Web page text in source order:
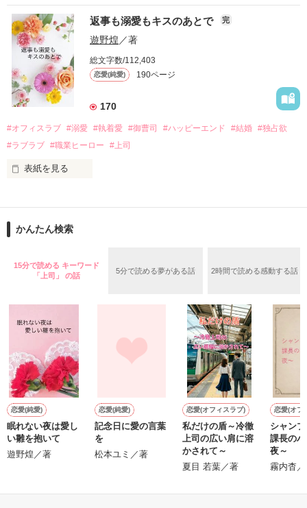
『責任をとる、結婚しよう』と真っ直ぐに告げてきた。
戸惑う美桜とは裏腹に、好きという気持ちを隠すことなく
甘やかしてくる。
そんなある日、哲平は美桜がストーカー被害に
遭っていることを知る。
美桜を守るため、哲平は同居を提案してきて――。
夏木美桜(なつきみお)
鳴海哲平 (なるみてっぺい)
2026.6.5～2026.7.25
＊以前、公開していた話の改稿版です＊
作品を読む
おかしな噂を流されて前の職場でうまくいかなかった梅田美
桜は、海外で傷心旅行をしていたところ、日本人美青年と出会
い、酒の勢いもあり一夜限りの関係となる。
帰国後、美桜は新しい職場でワンナイトした美青年と再会。
なんと彼の正体は、とある財閥御曹司にも関わらず、一族を離
れて起業した新進気鋭の実業家、社内でも冷徹だと評判な社長
――御影恭司その人だったのだ――！
なぜか恭司から飼い猫の世話係を命じられた美桜は、猫の世
の関係となってしまい――？
返事も溺愛もキスのあとで 完
遊野煌 ／著
総文字数/112,403
恋愛(純愛) 190ページ
170
#オフィスラブ #溺愛 #執着愛 #御曹司 #ハッピーエンド #結婚 #独占欲
#ラブラブ #職業ヒーロー #上司
表紙を見る
ションの企画戦略室で働いている。
めた、同期で恋人の石垣守（26）がいるのだが、後輩の姫原由
いた。
守と由羅から『便利屋雛子』と馬鹿にされ、一人こっそり泣い
鷹哉『宜しくな、俺の雛子』🦅
雛子『俺の……ひぃ、雛子？！！！』🐥
シゴデキで冷徹な上司が見せる素顔は、なぜか想像以上に甘く
て……🐥💓🦅
※表紙も作中使用の画像も全てフリー素材です。
※執筆期間2026.6.3〜7.20完結です。
※他サイトさんにて恋愛トレンド1位でした〜良かったら読ん
かんたん検索
15分で読める キーワード
「上司」 の話
5分で読める夢がある話 2時間で読める感動する話
恋愛(純愛)
眠れない夜は愛し
い雛を抱いて
遊野煌／著
恋愛(純愛)
記念日に愛の言葉
を
松本ユミ／著
恋愛(オフィスラブ)
私だけの盾～冷徹
上司の広い肩に溶
かされて～
夏目 若葉／著
恋愛(オフ
シャン
課長の
夜～
霧内杳